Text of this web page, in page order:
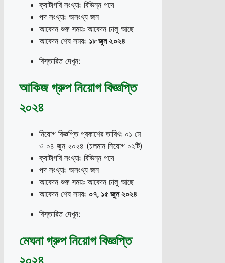
ক্যাটাগরি সংখ্যাঃ বিভিন্ন পদে
পদ সংখ্যাঃ অসংখ্য জন
আবেদন শুরু সময়ঃ আবেদন চালু আছে
আবেদন শেষ সময়ঃ ১৮ জুন ২০২৪
বিস্তারিত দেখুন:
আকিজ গ্রুপ নিয়োগ বিজ্ঞপ্তি
২০২৪
নিয়োগ বিজ্ঞপ্তি প্রকাশের তারিখঃ ০১ মে
ও ০৪ জুন ২০২৪ (চলমান নিয়োগ ০২টি)
ক্যাটাগরি সংখ্যাঃ বিভিন্ন পদে
পদ সংখ্যাঃ অসংখ্য জন
আবেদন শুরু সময়ঃ আবেদন চালু আছে
আবেদন শেষ সময়ঃ ০৭, ১৫ জুন ২০২৪
বিস্তারিত দেখুন:
মেঘনা গ্রুপ নিয়োগ বিজ্ঞপ্তি